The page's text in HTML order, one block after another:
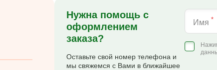
Нужна помощь с
оформлением
заказа?
Оставьте свой номер телефона и
мы свяжемся с Вами в ближайшее
Имя *